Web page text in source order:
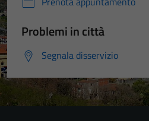
Problemi in città
Segnala disservizio